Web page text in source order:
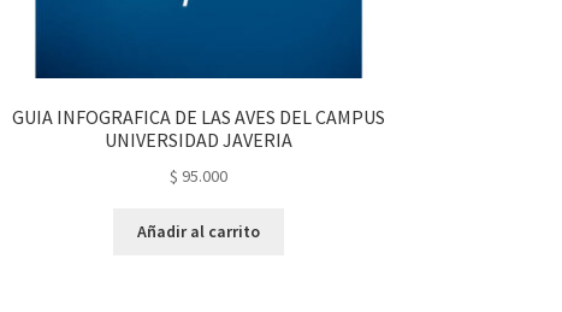
GUIA INFOGRAFICA DE LAS AVES DEL CAMPUS
UNIVERSIDAD JAVERIA
$ 95.000
Añadir al carrito